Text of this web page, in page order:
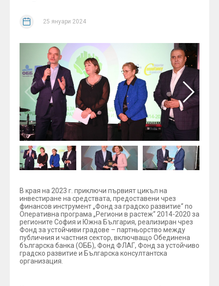
25 януари 2024
В края на 2023 г. приключи първият цикъл на
инвестиране на средствата, предоставени чрез
финансов инструмент „Фонд за градско развитие“ по
Оперативна програма „Региони в растеж“ 2014-2020 за
регионите София и Южна България, реализиран чрез
Фонд за устойчиви градове – партньорство между
публичния и частния сектор, включващо Обединена
българска банка (ОББ), Фонд ФЛАГ, Фонд за устойчиво
градско развитие и Българска консултантска
организация.